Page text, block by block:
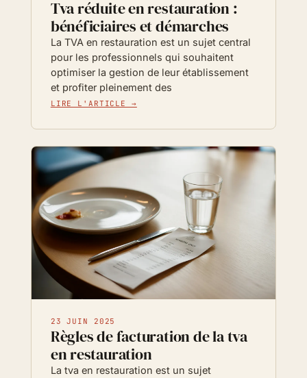
Tva réduite en restauration :
bénéficiaires et démarches
La TVA en restauration est un sujet central
pour les professionnels qui souhaitent
optimiser la gestion de leur établissement
et profiter pleinement des
LIRE L'ARTICLE →
23 JUIN 2025
Règles de facturation de la tva
en restauration
La tva en restauration est un sujet